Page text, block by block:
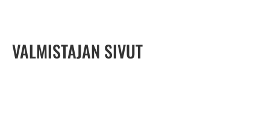
VALMISTAJAN SIVUT